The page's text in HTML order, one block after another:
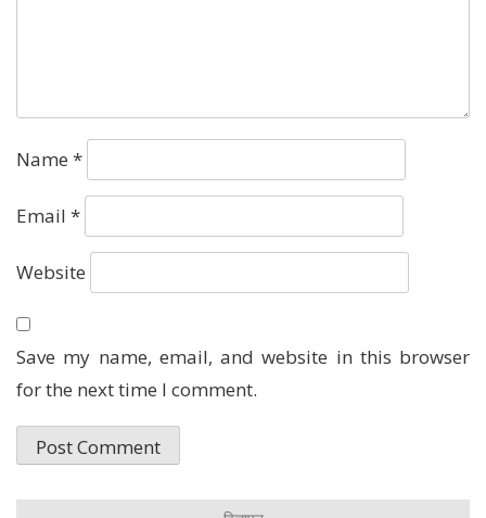
Name *
Email *
Website
Save my name, email, and website in this browser
for the next time I comment.